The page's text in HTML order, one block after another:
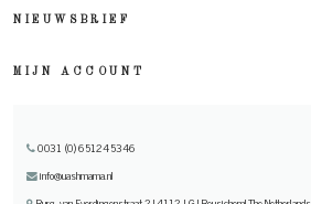
NIEUWSBRIEF
MIJN ACCOUNT
0031 (0) 651245346
info@uashmama.nl